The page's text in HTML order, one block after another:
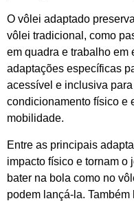
O vôlei adaptado
vôlei tradicional, como
em quadra e trabalho em
adaptações específicas
acessível e inclusiva
condicionamento físico e
mobilidade.
Entre as principais
impacto físico e tornam o
bater na bola como no
podem lançá-la.